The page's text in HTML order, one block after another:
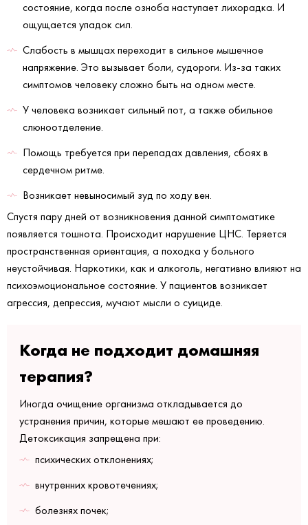
состояние, когда после озноба наступает лихорадка. И
ощущается упадок сил.
Слабость в мышцах переходит в сильное мышечное
напряжение. Это вызывает боли, судороги. Из-за таких
симптомов человеку сложно быть на одном месте.
У человека возникает сильный пот, а также обильное
слюноотделение.
Помощь требуется при перепадах давления, сбоях в
сердечном ритме.
Возникает невыносимый зуд по ходу вен.
Спустя пару дней от возникновения данной симптоматике
появляется тошнота. Происходит нарушение ЦНС. Теряется
пространственная ориентация, а походка у больного
неустойчивая. Наркотики, как и алкоголь, негативно влияют на
психоэмоциональное состояние. У пациентов возникает
агрессия, депрессия, мучают мысли о суициде.
Когда не подходит домашняя
терапия?
Иногда очищение организма откладывается до
устранения причин, которые мешают ее проведению.
Детоксикация запрещена при:
психических отклонениях;
внутренних кровотечениях;
болезнях почек;